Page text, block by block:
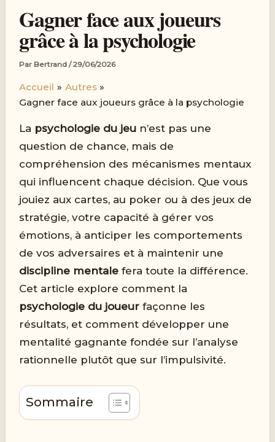
Gagner face aux joueurs
grâce à la psychologie
Par Bertrand/29/06/2026
Accueil
Autres
Gagner face aux joueurs grâce à la psychologie
La psychologie du jeu n’est pas une
question de chance, mais de
compréhension des mécanismes mentaux
qui influencent chaque décision. Que vous
jouiez aux cartes, au poker ou à des jeux de
stratégie, votre capacité à gérer vos
émotions, à anticiper les comportements
de vos adversaires et à maintenir une
discipline mentale fera toute la différence.
Cet article explore comment la
psychologie du joueur façonne les
résultats, et comment développer une
mentalité gagnante fondée sur l’analyse
rationnelle plutôt que sur l’impulsivité.
Sommaire